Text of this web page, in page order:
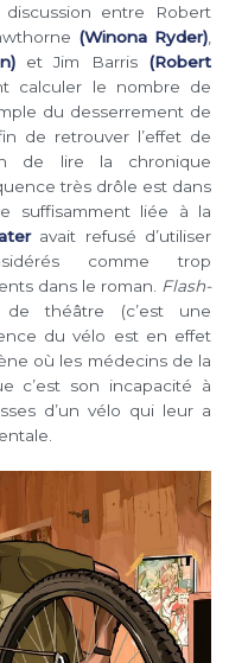
entre Robert
(Winona Ryder)
et Jim Barris (Robert
calculer le nombre de
du desserrement de
de retrouver l’effet de
de lire la chronique
très drôle est dans
suffisamment liée à la
avait refusé d’utiliser
comme trop
dans le roman.
Flash-
théâtre (c’est une
du vélo est en effet
où les médecins de la
c’est son incapacité à
d’un vélo qui leur a